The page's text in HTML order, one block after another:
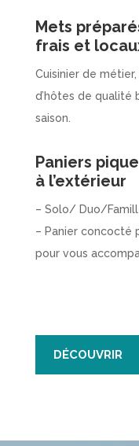
Mets
frais et
Cuisinier de
d’hôtes de qualité
saison.
Paniers
à l’extérieur
– Solo/ Duo/
– Panier concocté
pour vous
DÉCOUVRIR